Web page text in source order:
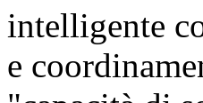
intelligente
e